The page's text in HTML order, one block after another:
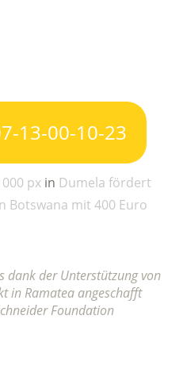
13-00-10-23
px in Dumela fördert
Botswana mit 400 Euro
dank der Unterstützung von
in Ramatea angeschafft
Foundation